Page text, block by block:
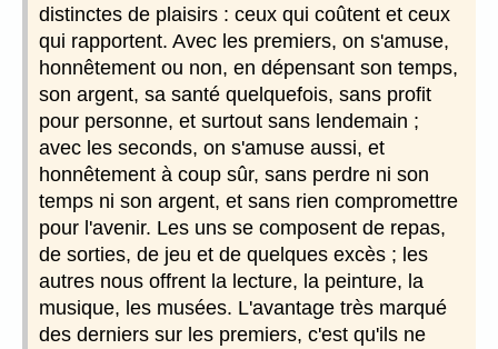
distinctes de plaisirs : ceux qui coûtent et ceux
qui rapportent. Avec les premiers, on s'amuse,
honnêtement ou non, en dépensant son temps,
son argent, sa santé quelquefois, sans profit
pour personne, et surtout sans lendemain ;
avec les seconds, on s'amuse aussi, et
honnêtement à coup sûr, sans perdre ni son
temps ni son argent, et sans rien compromettre
pour l'avenir. Les uns se composent de repas,
de sorties, de jeu et de quelques excès ; les
autres nous offrent la lecture, la peinture, la
musique, les musées. L'avantage très marqué
des derniers sur les premiers, c'est qu'ils ne